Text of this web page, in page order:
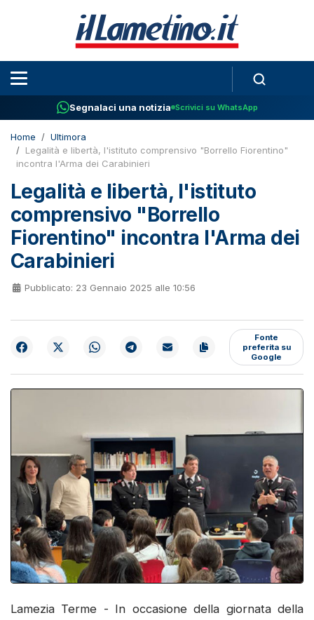
Segnalaci una notizia Scrivici su WhatsApp
Home
Ultimora
Legalità e libertà, l'istituto comprensivo "Borrello Fiorentino"
incontra l'Arma dei Carabinieri
Legalità e libertà, l'istituto
comprensivo "Borrello
Fiorentino" incontra l'Arma dei
Carabinieri
Pubblicato: 23 Gennaio 2025 alle 10:56
Fonte
preferita su
Google
Lamezia Terme - In occasione della giornata della